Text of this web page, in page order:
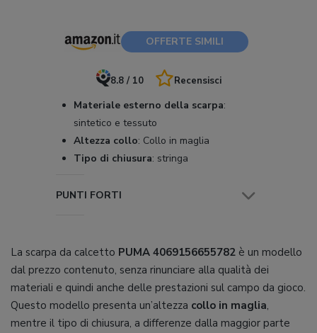
OFFERTE SIMILI
8.8 / 10 Recensisci
Materiale esterno della scarpa:
sintetico e tessuto
Altezza collo: Collo in maglia
Tipo di chiusura: stringa
PUNTI FORTI
La scarpa da calcetto PUMA 4069156655782 è un modello
dal prezzo contenuto, senza rinunciare alla qualità dei
materiali e quindi anche delle prestazioni sul campo da gioco.
Questo modello presenta un’altezza collo in maglia,
mentre il tipo di chiusura, a differenze dalla maggior parte